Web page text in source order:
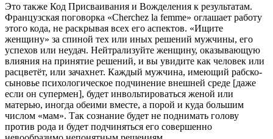
Это также Код Присваивания и Вожделения к результатам.
Французская поговорка «Cherchez la femme» оглашает работу
этого кода, не раскрывая всех его аспектов. «Ищите
женщину» за спиной тех или иных решений мужчины, его
успехов или неудач. Нейтрализуйте женщину, оказывающую
влияния на принятие решений, и вы увидите как человек или
расцветёт, или зачахнет. Каждый мужчина, имеющий рабско-
сыновье психологическое подчинение внешней среде [даже
если он супермен], будет инвольтироваться женой или
матерью, иногда обеими вместе, а порой и куда большим
числом «мам». Так сознание будет не поднимать голову
против рода и будет подчиняться его совершенно